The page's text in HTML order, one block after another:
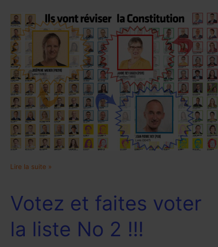
Lire la suite »
Votez et faites voter
la liste No 2 !!!
Votez
et
voter
la